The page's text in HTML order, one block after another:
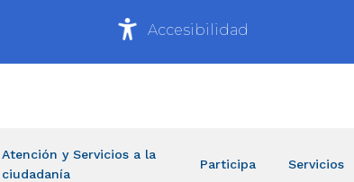
Accesibilidad
Atención y Servicios a la
ciudadanía
Participa Servicios